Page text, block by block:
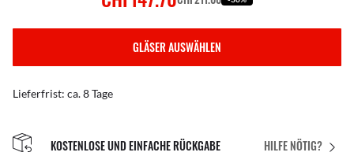
GLÄSER AUSWÄHLEN
Lieferfrist: ca. 8 Tage
HILFE NÖTIG?
KOSTENLOSE UND EINFACHE RÜCKGABE